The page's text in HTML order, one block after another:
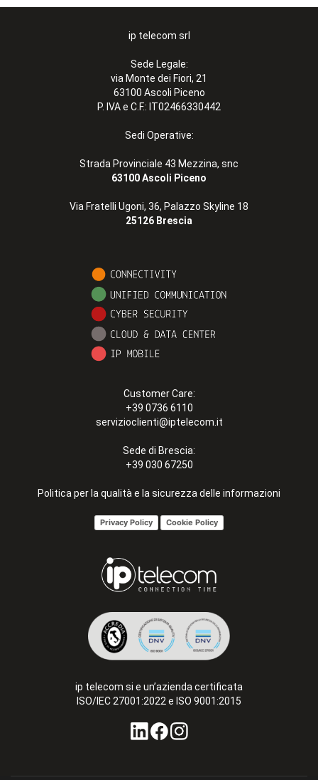
ip telecom srl
Sede Legale:
via Monte dei Fiori, 21
63100 Ascoli Piceno
P. IVA e C.F.: IT02466330442
Sedi Operative:
Strada Provinciale 43 Mezzina, snc
63100 Ascoli Piceno
Via Fratelli Ugoni, 36, Palazzo Skyline 18
25126 Brescia
Customer Care:
+39 0736 6110
servizioclienti@iptelecom.it
Sede di Brescia:
+39 030 67250
Politica per la qualità e la sicurezza delle informazioni
Privacy Policy Cookie Policy
ip telecom si e un’azienda certificata
ISO/IEC 27001:2022 e ISO 9001:2015